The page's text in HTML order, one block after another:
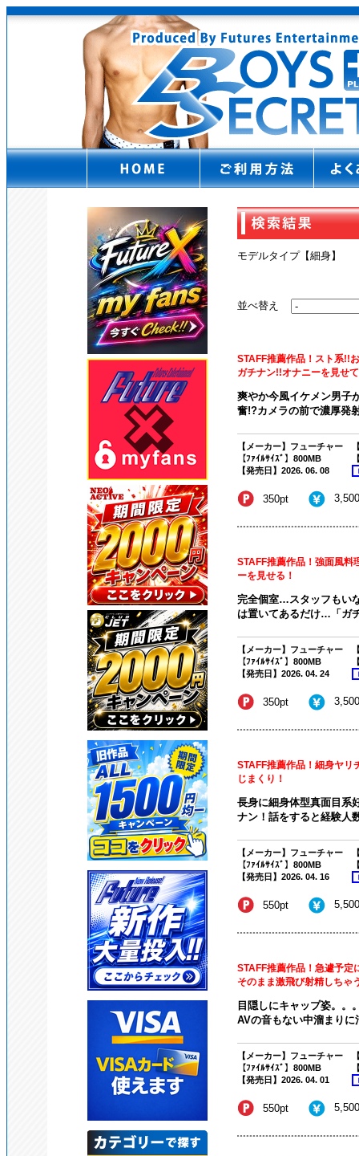
モデルタイプ【細身】
並べ替え
STAFF推薦作品！スト系!!
ガチナン!!オナニーを見せ
爽やか今風イケメン男子
奮!?カメラの前で濃厚発
【メーカー】フューチャー
【ﾌｧｲﾙｻｲｽﾞ】800MB
【発売日】2026. 06. 08
350pt
STAFF推薦作品！強面風料
ーを見せる！
完全個室…スタッフもい
は置いてあるだけ…「ガ
【メーカー】フューチャー
【ﾌｧｲﾙｻｲｽﾞ】800MB
【発売日】2026. 04. 24
350pt
STAFF推薦作品！細身ヤリ
じまくり！
長身に細身体型真面目系
ナン！話をすると経験人
【メーカー】フューチャー
【ﾌｧｲﾙｻｲｽﾞ】800MB
【発売日】2026. 04. 16
550pt
STAFF推薦作品！急遽予定
そのまま激飛び射精しちゃ
目隠しにキャップ姿。。
AVの音もない中溜まり
【メーカー】フューチャー
【ﾌｧｲﾙｻｲｽﾞ】800MB
【発売日】2026. 04. 01
550pt